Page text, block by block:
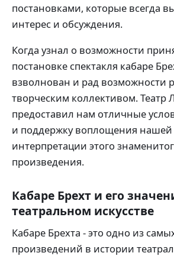
постановками, которые всегда
интерес и обсуждения.
Когда узнал о возможности
постановке спектакля кабаре
взволнован и рад возможности
творческим коллективом. Театр
предоставил нам отличные
и поддержку воплощения
интерпретации этого
произведения.
Кабаре Брехт и его
театральном искусстве
Кабаре Брехта - это одно из
произведений в истории